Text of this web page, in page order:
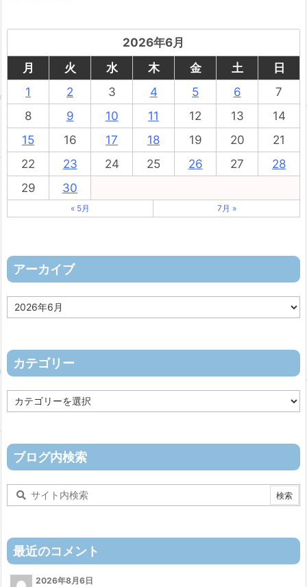
2026年6月
月
火 水 木 金 土
日
1
2 3 4 5 6
7
8
9 10 11 12 13
14
15
16 17 18 19 20
21
22
23 24 25 26 27
28
29
30
« 5月 7月 »
アーカイブ
ア
ー
ブ
カテゴリー
テ
ー
ブログ内検索
最近のコメント
2026年8月6日